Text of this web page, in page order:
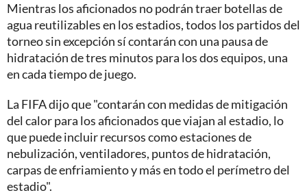
Mientras los aficionados no podrán traer botellas de
agua reutilizables en los estadios, todos los partidos del
torneo sin excepción sí contarán con una pausa de
hidratación de tres minutos para los dos equipos, una
en cada tiempo de juego.
La FIFA dijo que "contarán con medidas de mitigación
del calor para los aficionados que viajan al estadio, lo
que puede incluir recursos como estaciones de
nebulización, ventiladores, puntos de hidratación,
carpas de enfriamiento y más en todo el perímetro del
estadio".